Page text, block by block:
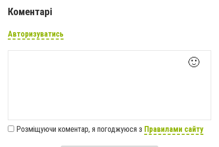
Коментарі
Авторизуватись
🙂
Розміщуючи коментар, я погоджуюся з Правилами сайту